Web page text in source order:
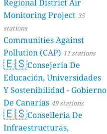
Regional District Air
Monitoring Project 35
stations
Communities Against
Pollution (CAP) 11 stations
🇪🇸Consejería De
Educación, Universidades
Y Sostenibilidad - Gobierno
De Canarias 49 stations
🇪🇸Conselleria De
Infraestructuras,